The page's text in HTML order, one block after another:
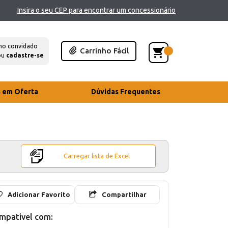
Insira o seu CEP para encontrar um concessionário
convidado
cadastre-se
Carrinho Fácil
em Oferta Dúvidas Frequentes
Carregar lista de Excel
Adicionar Favorito Compartilhar
com: